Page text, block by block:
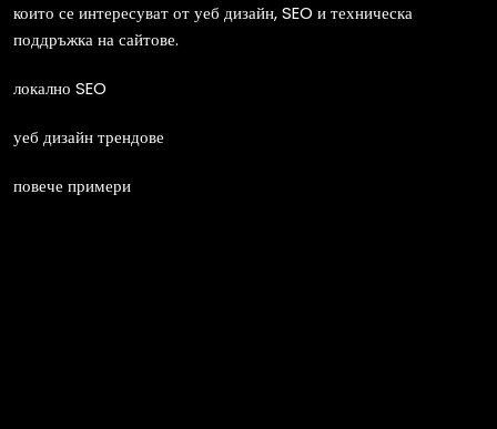
които се интересуват от уеб дизайн, SEO и техническа
поддръжка на сайтове.
локално SEO
уеб дизайн трендове
повече примери